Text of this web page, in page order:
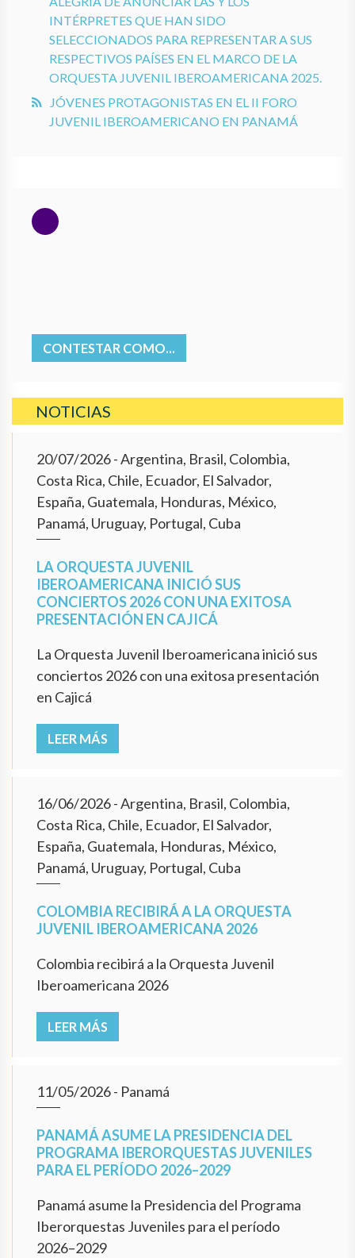
INTÉRPRETES QUE HAN SIDO
SELECCIONADOS PARA REPRESENTAR A SUS
RESPECTIVOS PAÍSES EN EL MARCO DE LA
ORQUESTA JUVENIL IBEROAMERICANA 2025.
JÓVENES PROTAGONISTAS EN EL II FORO
JUVENIL IBEROAMERICANO EN PANAMÁ
CONTESTAR COMO...
NOTICIAS
20/07/2026- Argentina, Brasil, Colombia,
Costa Rica, Chile, Ecuador, El Salvador,
España, Guatemala, Honduras, México,
Panamá, Uruguay, Portugal, Cuba
LA ORQUESTA JUVENIL
IBEROAMERICANA INICIÓ SUS
CONCIERTOS 2026 CON UNA EXITOSA
PRESENTACIÓN EN CAJICÁ
La Orquesta Juvenil Iberoamericana inició sus
conciertos 2026 con una exitosa presentación
en Cajicá
LEER MÁS
16/06/2026- Argentina, Brasil, Colombia,
Costa Rica, Chile, Ecuador, El Salvador,
España, Guatemala, Honduras, México,
Panamá, Uruguay, Portugal, Cuba
COLOMBIA RECIBIRÁ A LA ORQUESTA
JUVENIL IBEROAMERICANA 2026
Colombia recibirá a la Orquesta Juvenil
Iberoamericana 2026
LEER MÁS
11/05/2026- Panamá
PANAMÁ ASUME LA PRESIDENCIA DEL
PROGRAMA IBERORQUESTAS JUVENILES
PARA EL PERÍODO 2026–2029
Panamá asume la Presidencia del Programa
Iberorquestas Juveniles para el período
2026–2029